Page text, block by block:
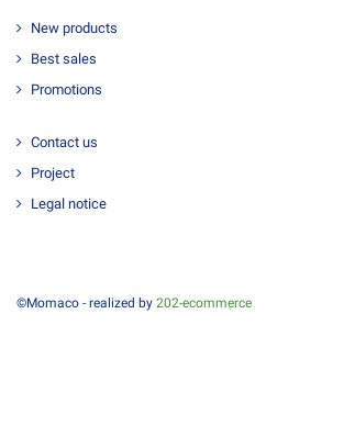
New products
Best sales
Promotions
Contact us
Project
Legal notice
©Momaco - realized by 202-ecommerce